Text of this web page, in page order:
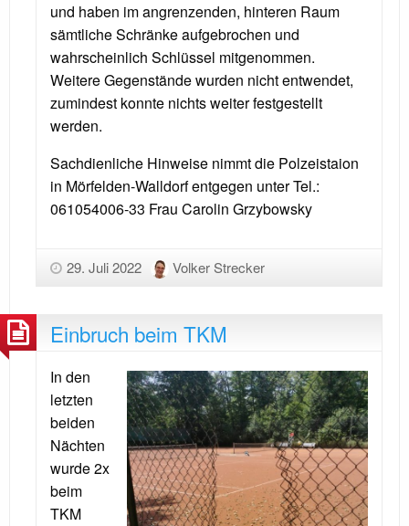
und haben im angrenzenden, hinteren Raum
sämtliche Schränke aufgebrochen und
wahrscheinlich Schlüssel mitgenommen.
Weitere Gegenstände wurden nicht entwendet,
zumindest konnte nichts weiter festgestellt
werden.
Sachdienliche Hinweise nimmt die Polzeistaion
in Mörfelden-Walldorf entgegen unter Tel.:
061054006-33 Frau Carolin Grzybowsky
29. Juli 2022 Volker Strecker
Einbruch beim TKM
In den
letzten
beiden
Nächten
wurde 2x
beim
TKM